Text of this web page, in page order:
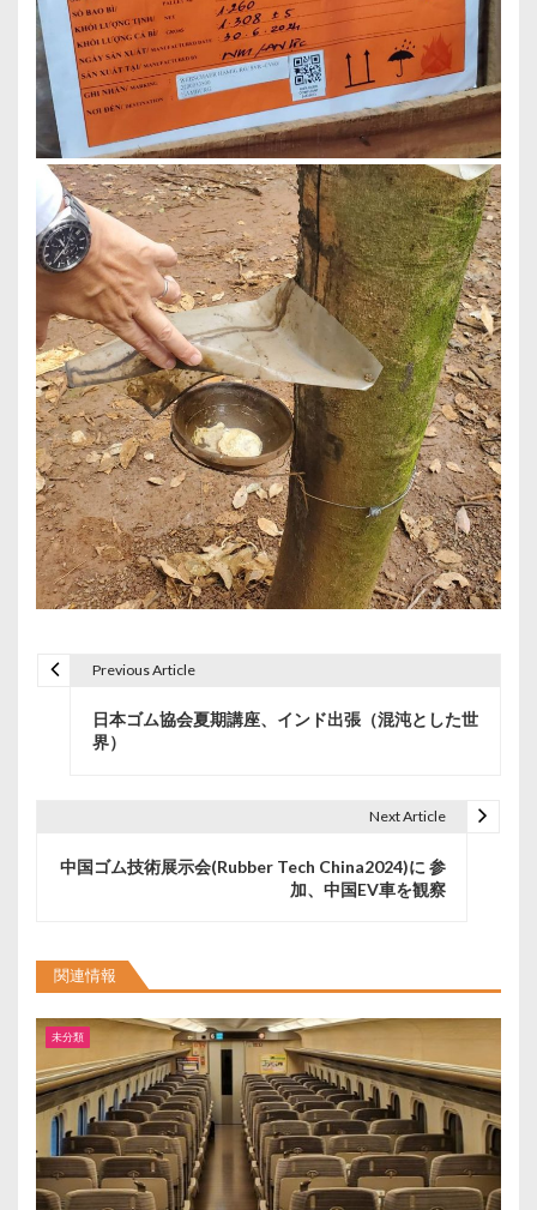
ゲ
ョ
ン
Previous Article
日本ゴム協会夏期講座、インド出張（混沌とした世
界）
Next Article
中国ゴム技術展示会(Rubber Tech China2024)に 参
加、中国EV車を観察
関連情報
未分類